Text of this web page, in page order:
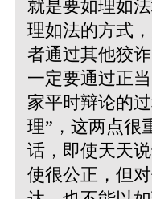
就是要如理如
理如法的方式
者通过其他狡
一定要通过正
家平时辩论的
理”，这两点很
话，即使天天
使很公正，但